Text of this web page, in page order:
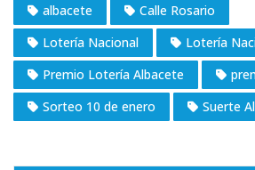
albacete
Calle Rosario
Lotería Nacional
Lotería
Premio Lotería Albacete
Sorteo 10 de enero
Suerte